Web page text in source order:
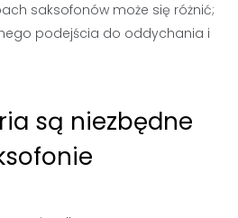
saksofonów może się różnić;
podejścia do oddychania i
są niezbędne